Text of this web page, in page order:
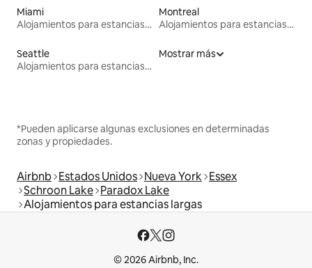
Miami
Alojamientos para estancias largas
Montreal
Alojamientos para estancias largas
Seattle
Alojamientos para estancias largas
Mostrar más
*Pueden aplicarse algunas exclusiones en determinadas
zonas y propiedades.
Airbnb Estados Unidos Nueva York Essex
Schroon Lake Paradox Lake
Alojamientos para estancias largas
© 2026 Airbnb, Inc.